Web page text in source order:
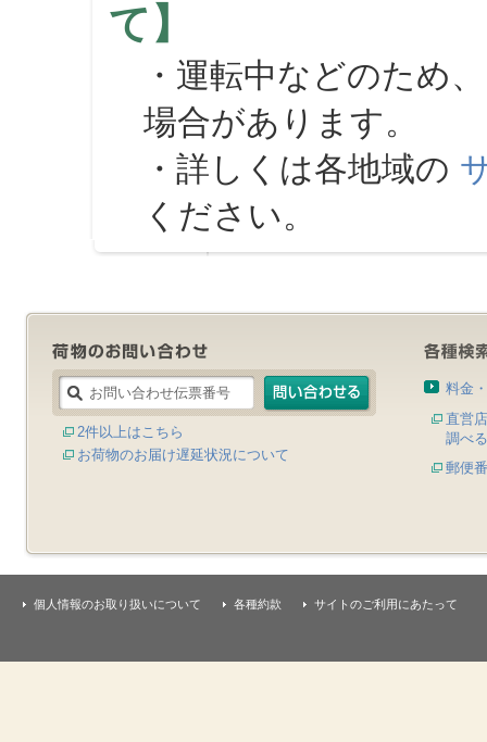
て】
・運転中などのため
場合があります。
・詳しくは各地域の
ください。
2件以上はこちら
お荷物のお届け遅延状況について
料金
直営
調べる
郵便
個人情報のお取り扱いについて 各種約款 サイトのご利用にあたって